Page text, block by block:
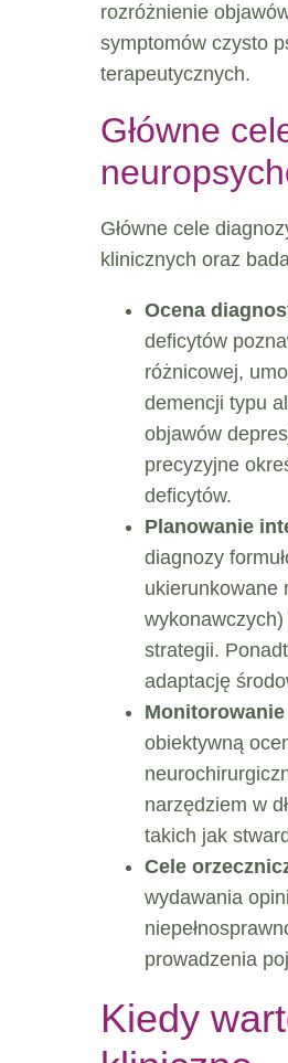
rozróżnienie
symptomów czysto
terapeutycznych.
Główne
Główne cele
klinicznych oraz
Ocena
deficytów
różnicowej,
demencji typu
objawów
precyzyjne
deficytów.
Planowanie
diagnozy
ukierunkowane
strategii.
adaptację
obiektywną
narzędziem w
takich jak
Cele
wydawania
prowadzenia
Kiedy